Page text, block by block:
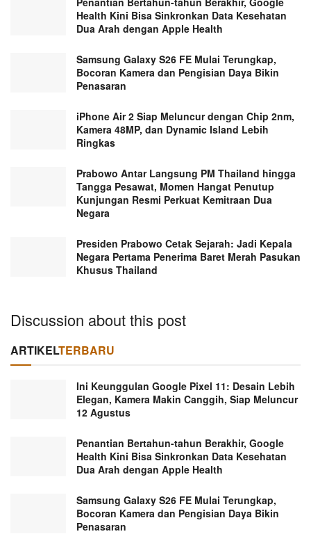
Health Kini Bisa Sinkronkan Data Kesehatan
Dua Arah dengan Apple Health
Samsung Galaxy S26 FE Mulai Terungkap,
Bocoran Kamera dan Pengisian Daya Bikin
Penasaran
iPhone Air 2 Siap Meluncur dengan Chip 2nm,
Kamera 48MP, dan Dynamic Island Lebih
Ringkas
Prabowo Antar Langsung PM Thailand hingga
Tangga Pesawat, Momen Hangat Penutup
Kunjungan Resmi Perkuat Kemitraan Dua
Negara
Presiden Prabowo Cetak Sejarah: Jadi Kepala
Negara Pertama Penerima Baret Merah Pasukan
Khusus Thailand
Discussion about this post
ARTIKELTERBARU
Ini Keunggulan Google Pixel 11: Desain Lebih
Elegan, Kamera Makin Canggih, Siap Meluncur
12 Agustus
Penantian Bertahun-tahun Berakhir, Google
Health Kini Bisa Sinkronkan Data Kesehatan
Dua Arah dengan Apple Health
Samsung Galaxy S26 FE Mulai Terungkap,
Bocoran Kamera dan Pengisian Daya Bikin
Penasaran